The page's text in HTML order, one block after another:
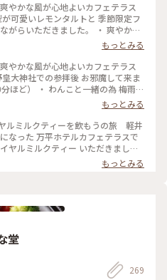
やかな風が心地よいカフェテラス
可愛いレモンタルトと 季節限定フ
がらいただきました。 ・ 爽やかな
ティータイムになりました。 #軽井
カフェテラス #カフェテラス
もっとみる
やかな風が心地よいカフェテラス
大神社での参拝後 お邪魔して来ま
ほど） ・ わんこと一緒の為 梅雨晴
沢の爽やかな風を感じながら レモ
おいしいティータイムに♡ ・ #軽
ラス#万平ホテルカフェテラス
もっとみる
ルミルクティーを飲もうの旅 軽井
なった 万平ホテルカフェテラスで
ヤルミルクティー いただきました
いわれる ロイヤルミルクティーは
ながらもスッキリと 紅茶葉の香り
買いました 綺麗！可愛い！そし
もっとみる
堂
269